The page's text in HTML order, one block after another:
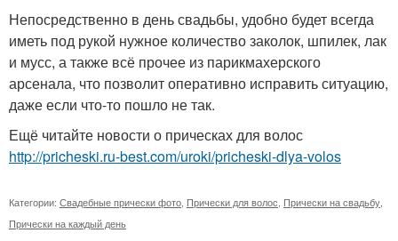
Непосредственно в день свадьбы, удобно будет всегда
иметь под рукой нужное количество заколок, шпилек, лак
и мусс, а также всё прочее из парикмахерского
арсенала, что позволит оперативно исправить ситуацию,
даже если что-то пошло не так.
Ещё читайте новости о прическах для волос
http://pricheski.ru-best.com/uroki/pricheski-dlya-volos
Категории: Свадебные прически фото Прически для волос Прически на свадьбу
Прически на каждый день